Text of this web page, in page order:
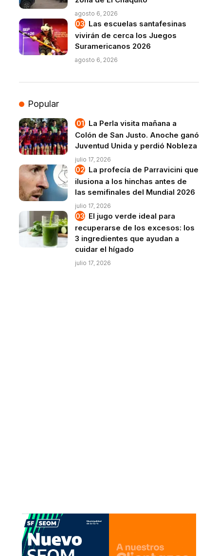
agosto 6, 2026
Las escuelas santafesinas
vivirán de cerca los Juegos
Suramericanos 2026
agosto 6, 2026
Popular
La Perla visita mañana a
Colón de San Justo. Anoche ganó
Juventud Unida y perdió Nobleza
julio 17, 2026
La profecía de Parravicini que
ilusiona a los hinchas antes de
las semifinales del Mundial 2026
julio 17, 2026
El jugo verde ideal para
recuperarse de los excesos: los
3 ingredientes que ayudan a
cuidar el hígado
julio 17, 2026